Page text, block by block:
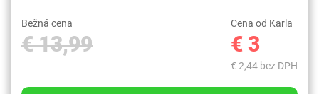
Bežná cena
€ 13,99
Cena od Karla
€ 3
€ 2,44 bez DPH